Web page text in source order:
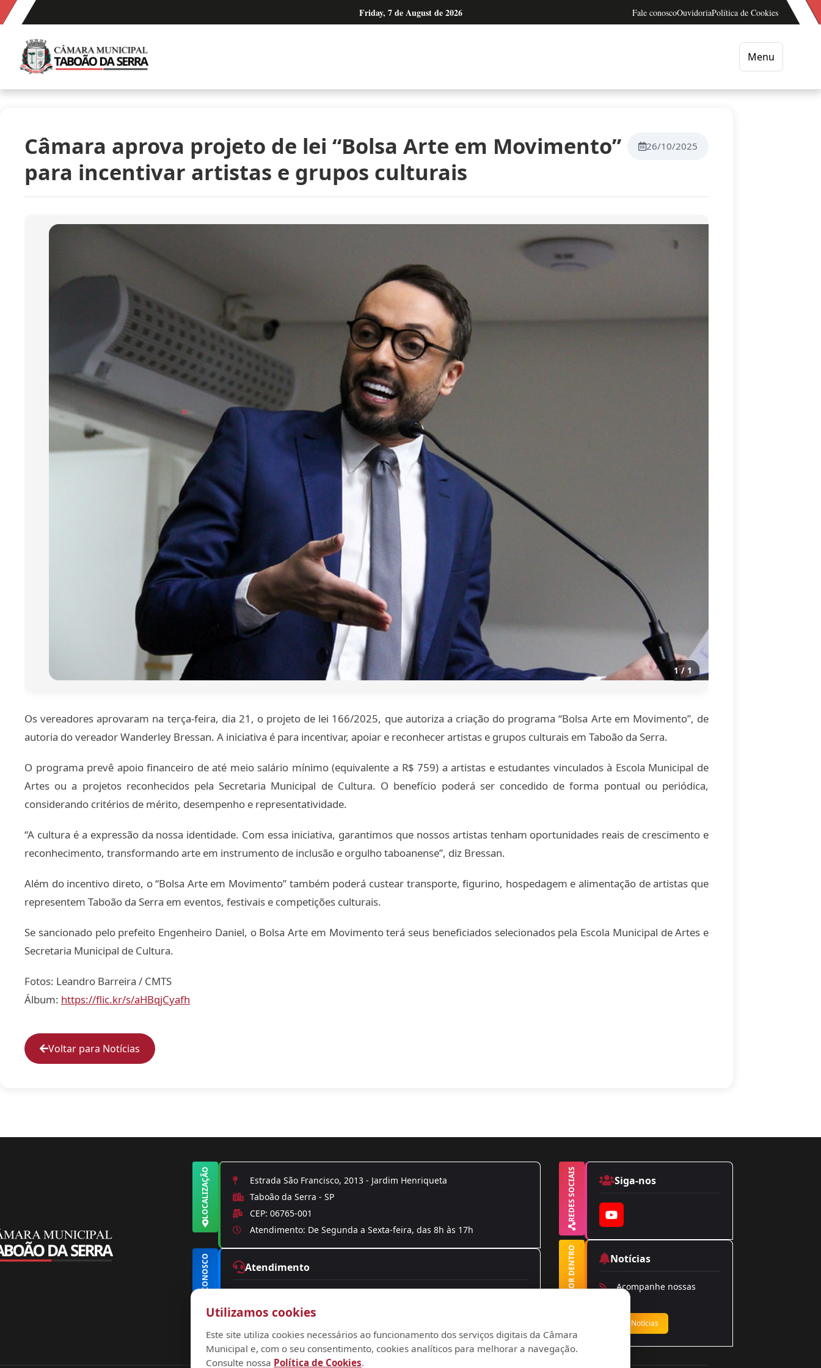
Ir para o conteúdo Friday, 7 de August de 2026 Fale conoscoOuvidoriaPolítica de Cookies
Câmara Municipal de Taboão da Serra
Menu
Câmara aprova projeto de lei “Bolsa Arte em Movimento”
para incentivar artistas e grupos culturais
26/10/2025
1 / 1
Os vereadores aprovaram na terça-feira, dia 21, o projeto de lei 166/2025, que autoriza a criação do programa “Bolsa Arte em Movimento”, de
autoria do vereador Wanderley Bressan. A iniciativa é para incentivar, apoiar e reconhecer artistas e grupos culturais em Taboão da Serra.
O programa prevê apoio financeiro de até meio salário mínimo (equivalente a R$ 759) a artistas e estudantes vinculados à Escola Municipal de
Artes ou a projetos reconhecidos pela Secretaria Municipal de Cultura. O benefício poderá ser concedido de forma pontual ou periódica,
considerando critérios de mérito, desempenho e representatividade.
“A cultura é a expressão da nossa identidade. Com essa iniciativa, garantimos que nossos artistas tenham oportunidades reais de crescimento e
reconhecimento, transformando arte em instrumento de inclusão e orgulho taboanense”, diz Bressan.
Além do incentivo direto, o “Bolsa Arte em Movimento” também poderá custear transporte, figurino, hospedagem e alimentação de artistas que
representem Taboão da Serra em eventos, festivais e competições culturais.
Se sancionado pelo prefeito Engenheiro Daniel, o Bolsa Arte em Movimento terá seus beneficiados selecionados pela Escola Municipal de Artes e
Secretaria Municipal de Cultura.
Fotos: Leandro Barreira / CMTS
Álbum: https://flic.kr/s/aHBqjCyafh
Voltar para Notícias
LOCALIZAÇÃO
Estrada São Francisco, 2013 - Jardim Henriqueta
Taboão da Serra - SP
CEP: 06765-001
Atendimento: De Segunda a Sexta-feira, das 8h às 17h
FALE CONOSCO Atendimento
contato@camarataboao.sp.gov.br
ouvidoria@camarataboao.sp.gov.br
REDES SOCIAIS Siga-nos
YouTube
FIQUE POR DENTRO Notícias
Acompanhe nossas
notícias
Ver Notícias
Utilizamos cookies
Este site utiliza cookies necessários ao funcionamento dos serviços digitais da Câmara
Municipal e, com o seu consentimento, cookies analíticos para melhorar a navegação.
Consulte nossa Política de Cookies.